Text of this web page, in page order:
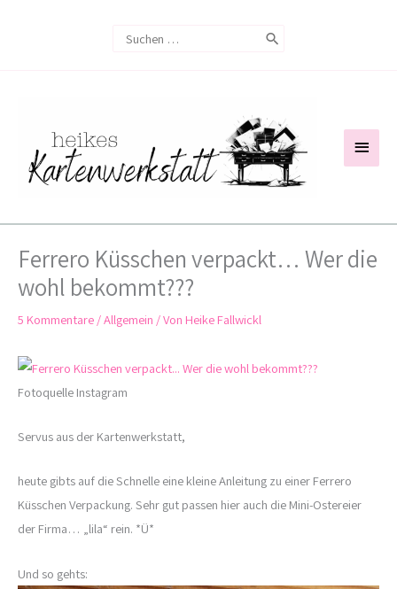
Search
Ferrero Küsschen verpackt… Wer die
wohl bekommt???
5 Kommentare /Allgemein / Von Heike Fallwickl
Fotoquelle Instagram
Servus aus der Kartenwerkstatt,
heute gibts auf die Schnelle eine kleine Anleitung zu einer Ferrero
Küsschen Verpackung. Sehr gut passen hier auch die Mini-Ostereier
der Firma… „lila“ rein. *Ü*
Und so gehts: